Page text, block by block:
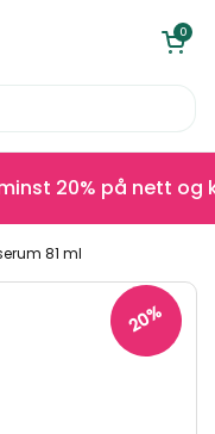
Åpen0
20% på nett og
81 ml
20%